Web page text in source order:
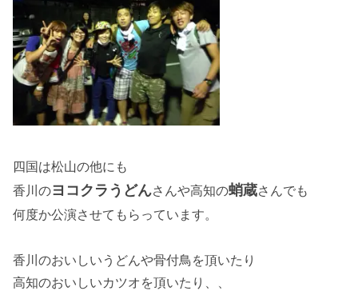
四国は松山の他にも
香川のヨコクラうどんさんや高知の蛸蔵さんでも
何度か公演させてもらっています。
香川のおいしいうどんや骨付鳥を頂いたり
高知のおいしいカツオを頂いたり、、